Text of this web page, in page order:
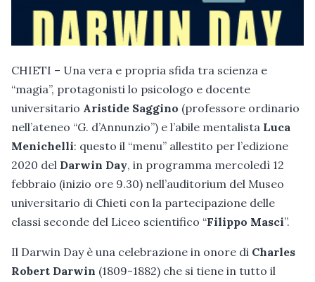
CHIETI – Una vera e propria sfida tra scienza e
“magia”, protagonisti lo psicologo e docente
universitario Aristide Saggino (professore ordinario
nell’ateneo “G. d’Annunzio”) e l’abile mentalista Luca
Menichelli: questo il “menu” allestito per l’edizione
2020 del Darwin Day, in programma mercoledì 12
febbraio (inizio ore 9.30) nell’auditorium del Museo
universitario di Chieti con la partecipazione delle
classi seconde del Liceo scientifico “Filippo Masci”.
Il Darwin Day è una celebrazione in onore di Charles
Robert Darwin (1809-1882) che si tiene in tutto il